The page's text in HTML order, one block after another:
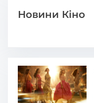
Новини Кіно